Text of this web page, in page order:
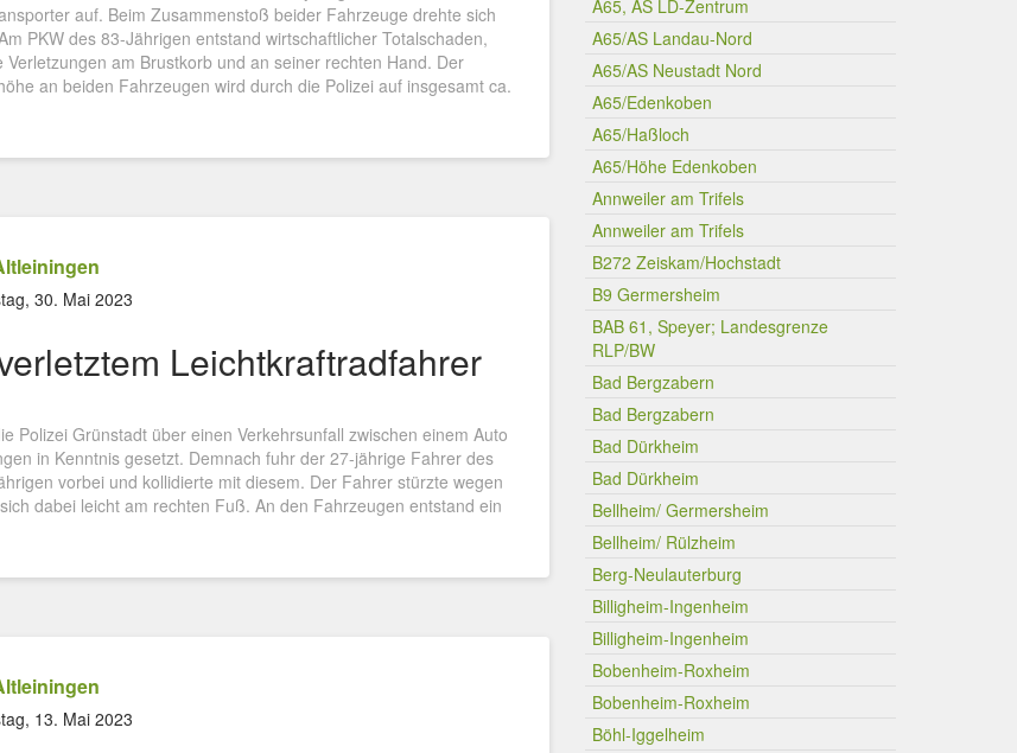
auf. Beim Zusammenstoß beider Fahrzeuge drehte sich
PKW des 83-Jährigen entstand wirtschaftlicher Totalschaden,
am Brustkorb und an seiner rechten Hand. Der
an beiden Fahrzeugen wird durch die Polizei auf insgesamt ca.
30. Mai 2023
Leichtkraftradfahrer
Polizei Grünstadt über einen Verkehrsunfall zwischen einem Auto
in Kenntnis gesetzt. Demnach fuhr der 27-jährige Fahrer des
vorbei und kollidierte mit diesem. Der Fahrer stürzte wegen
dabei leicht am rechten Fuß. An den Fahrzeugen entstand ein
13. Mai 2023
A65, AS LD-Zentrum
A65/AS Landau-Nord
A65/AS Neustadt Nord
A65/Edenkoben
A65/Haßloch
A65/Höhe Edenkoben
Annweiler am Trifels
Annweiler am Trifels
B272 Zeiskam/Hochstadt
B9 Germersheim
BAB 61, Speyer; Landesgrenze
RLP/BW
Bad Bergzabern
Bad Bergzabern
Bad Dürkheim
Bad Dürkheim
Bellheim/ Germersheim
Bellheim/ Rülzheim
Berg-Neulauterburg
Billigheim-Ingenheim
Billigheim-Ingenheim
Bobenheim-Roxheim
Bobenheim-Roxheim
Böhl-Iggelheim